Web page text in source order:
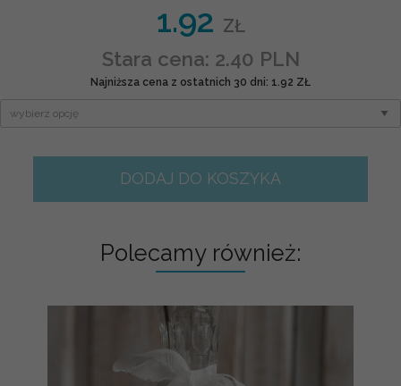
1.92 ZŁ
Stara cena: 2.40 PLN
Najniższa cena z ostatnich 30 dni: 1.92 ZŁ
DODAJ DO KOSZYKA
Polecamy również: